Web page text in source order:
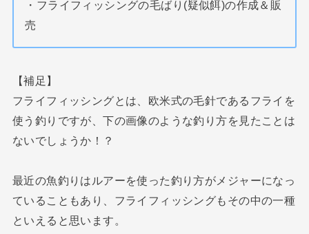
・フライフィッシングの毛ばり(疑似餌)の作成＆販
売
【補足】
フライフィッシングとは、欧米式の毛針であるフライを
使う釣りですが、下の画像のような釣り方を見たことは
ないでしょうか！？
最近の魚釣りはルアーを使った釣り方がメジャーになっ
ていることもあり、フライフィッシングもその中の一種
といえると思います。